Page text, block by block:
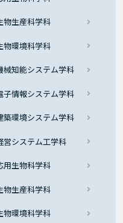
生産科学科
環境科学科
知能システム学科
情報システム学科
環境システム学科
システム工学科
生物科学科
生産科学科
環境科学科